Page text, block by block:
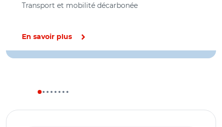
Transport et mobilité décarbonée
En savoir plus